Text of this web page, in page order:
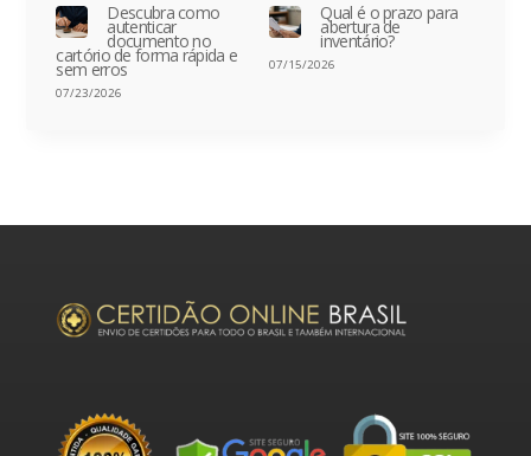
Descubra como
autenticar
documento no
cartório de forma rápida e
sem erros
07/23/2026
Qual é o prazo para
abertura de
inventário?
07/15/2026